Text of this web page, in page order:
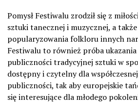
Pomysł Festiwalu zrodził się z
sztuki tanecznej i muzycznej, a
popularyzowania folkloru innych
Festiwalu to również próba ukazania
publiczności tradycyjnej sztuki w
dostępny i czytelny dla
publiczności, tak aby europejskie
się interesujące dla młodego